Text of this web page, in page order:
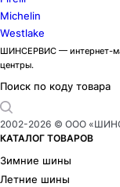
Michelin
Westlake
ШИНСЕРВИС — интернет-
центры.
Поиск по коду товара
2002-2026 © ООО
КАТАЛОГ ТОВАРОВ
Зимние шины
Летние шины